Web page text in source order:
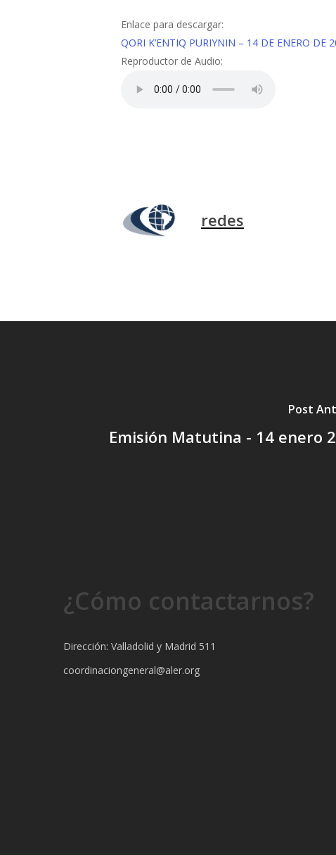
Enlace para descargar:
QORI K’ENTIQ PURIYNIN – 14 DE ENERO DE
Reproductor de Audio:
redes
Post
Emisión Matutina - 14 enero
¿Cómo contactarnos?
Dirección: Valladolid y Madrid 511
coordinaciongeneral@aler.org